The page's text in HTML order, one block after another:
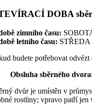
DOBA
zimního času:
letního času: STŘEDA
budete potřebovat
Obsluha sběrného
dvůr je umístěn v
rostliny; vpravo patří jen